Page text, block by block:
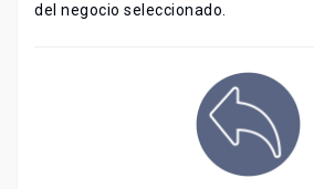
del negocio seleccionado.